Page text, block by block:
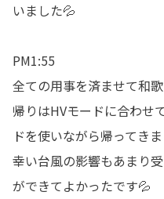
いました💦
PM1:55
全ての用事を済ませて和
帰りはHVモードに合わせ
ドを使いながら帰ってきま
幸い台風の影響もあまり
ができてよかったです💦